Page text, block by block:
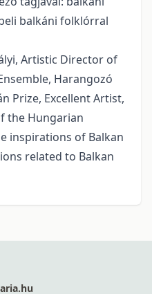
balkáni folklórral
Artistic Director of
Harangozó
Prize, Excellent Artist,
the Hungarian
inspirations of Balkan
related to Balkan